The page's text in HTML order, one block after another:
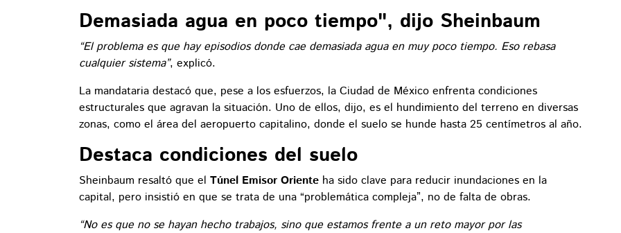
Demasiada agua en poco tiempo", dijo Sheinbaum
“El problema es que hay episodios donde cae demasiada agua en muy poco tiempo. Eso rebasa
cualquier sistema”, explicó.
La mandataria destacó que, pese a los esfuerzos, la Ciudad de México enfrenta condiciones
estructurales que agravan la situación. Uno de ellos, dijo, es el hundimiento del terreno en diversas
zonas, como el área del aeropuerto capitalino, donde el suelo se hunde hasta 25 centímetros al año.
Destaca condiciones del suelo
Sheinbaum resaltó que el Túnel Emisor Oriente ha sido clave para reducir inundaciones en la
capital, pero insistió en que se trata de una “problemática compleja”, no de falta de obras.
“No es que no se hayan hecho trabajos, sino que estamos frente a un reto mayor por las